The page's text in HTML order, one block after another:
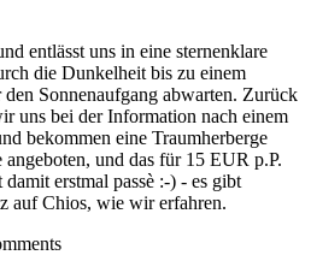
entlässt uns in eine sternenklare
die Dunkelheit bis zu einem
Sonnenaufgang abwarten. Zurück
uns bei der Information nach einem
bekommen eine Traumherberge
und das für 15 EUR p.P.
erstmal passè :-) - es gibt
auf Chios, wie wir erfahren.